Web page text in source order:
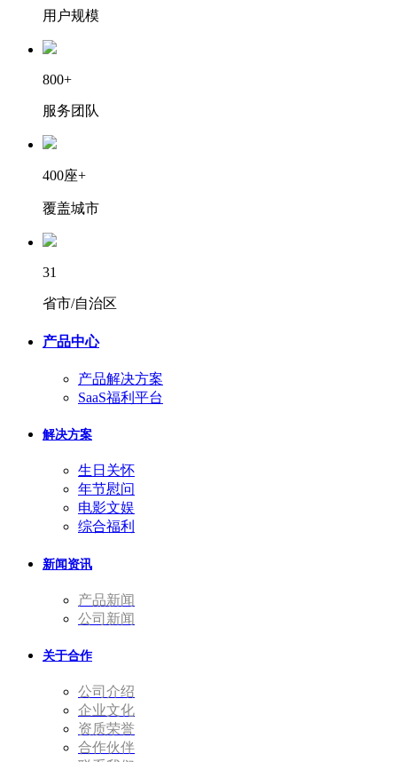
用户规模
800+
服务团队
400座+
覆盖城市
31
省市/自治区
产品中心
产品解决方案
SaaS福利平台
解决方案
生日关怀
年节慰问
电影文娱
综合福利
新闻资讯
产品新闻
公司新闻
关于合作
公司介绍
企业文化
资质荣誉
合作伙伴